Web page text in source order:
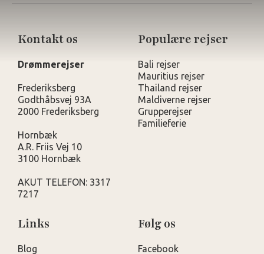
Kontakt os
Drømmerejser
Frederiksberg
Godthåbsvej 93A
2000 Frederiksberg
Hornbæk
A.R. Friis Vej 10
3100 Hornbæk
AKUT TELEFON: 3317
7217
Populære rejser
Bali rejser
Mauritius rejser
Thailand rejser
Maldiverne rejser
Grupperejser
Familieferie
Links
Blog
Følg os
Facebook